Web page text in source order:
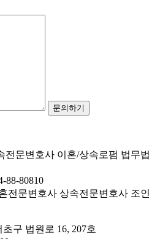
전문변호사 이혼/상속로펌 법무법
88-80810
전문변호사 상속전문변호사 조인
구 법원로 16, 207호